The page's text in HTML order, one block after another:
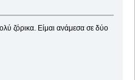
ζόρικα. Είμαι ανάμεσα σε δύο